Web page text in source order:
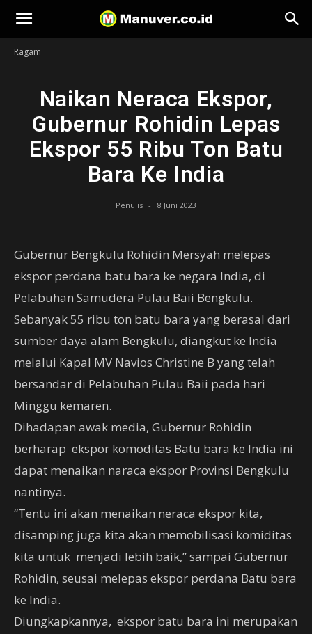
Manuver
Ragam
Naikan Neraca Ekspor,
Gubernur Rohidin Lepas
Ekspor 55 Ribu Ton Batu
Bara Ke India
Penulis - 8 Juni 2023
Gubernur Bengkulu Rohidin Mersyah melepas
ekspor perdana batu bara ke negara India, di
Pelabuhan Samudera Pulau Baii Bengkulu.
Sebanyak 55 ribu ton batu bara yang berasal dari
sumber daya alam Bengkulu, diangkut ke India
melalui Kapal MV Navios Christine B yang telah
bersandar di Pelabuhan Pulau Baii pada hari
Minggu kemaren.
Dihadapan awak media, Gubernur Rohidin
berharap ekspor komoditas Batu bara ke India ini
dapat menaikan naraca ekspor Provinsi Bengkulu
nantinya.
“Tentu ini akan menaikan neraca ekspor kita,
disamping juga kita akan memobilisasi komiditas
kita untuk menjadi lebih baik,” sampai Gubernur
Rohidin, seusai melepas ekspor perdana Batu bara
ke India.
Diungkapkannya, ekspor batu bara ini merupakan